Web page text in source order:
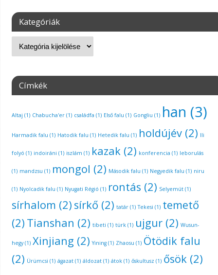
Kategóriák
Címkék
Altaj (1) Chabucha'er(1) családfa (1) Első falu (1) Gongliu (1) han (3)
Harmadik falu (1) Hatodik falu (1) Hetedik falu (1) holdújév(2) Ili
folyó (1) indoiráni (1) iszlám (1) kazak(2) konferencia (1) leborulás
(1) mandzsu (1) mongol (2) Második falu (1) Negyedik falu (1) niru
(1) Nyolcadik falu (1) Nyugati Régió (1) rontás (2) Selyemút(1)
sírhalom (2) sírkő (2) tatár(1) Tekesi (1) temető
(2) Tianshan (2) tibeti (1) türk(1) ujgur(2) Wusun-
hegy(1) Xinjiang (2) Yining(1) Zhaosu (1) Ötödik falu
(2) Ürümcsi (1) ágazat(1) áldozat(1) átok(1) őskultusz (1) ősök(2)